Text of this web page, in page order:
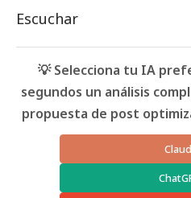
Escuchar
💡 Selecciona tu IA
segundos un análisis
propuesta de post